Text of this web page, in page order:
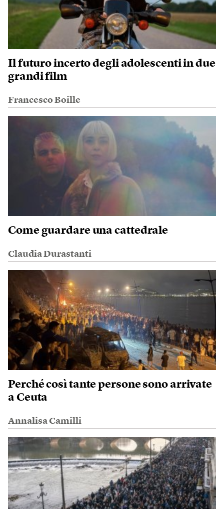
Il futuro incerto degli adolescenti in due
grandi film
Francesco Boille
Come guardare una cattedrale
Claudia Durastanti
Perché così tante persone sono arrivate
a Ceuta
Annalisa Camilli